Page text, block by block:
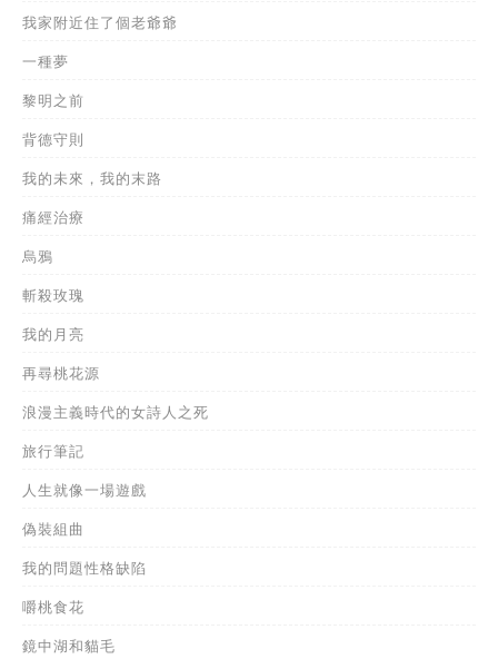
我家附近住了個老爺爺
一種夢
黎明之前
背德守則
我的未來，我的末路
痛經治療
烏鴉
斬殺玫瑰
我的月亮
再尋桃花源
浪漫主義時代的女詩人之死
旅行筆記
人生就像一場遊戲
偽裝組曲
我的問題性格缺陷
嚼桃食花
鏡中湖和貓毛